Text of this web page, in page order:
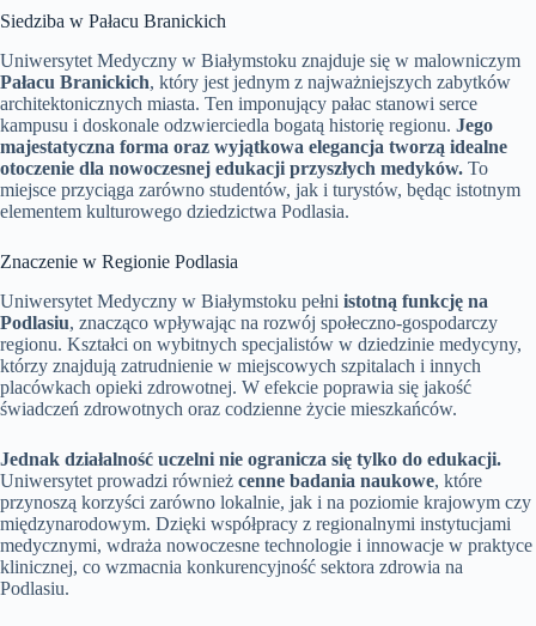
Siedziba w Pałacu Branickich
Uniwersytet Medyczny w Białymstoku znajduje się w malowniczym
Pałacu Branickich, który jest jednym z najważniejszych zabytków
architektonicznych miasta. Ten imponujący pałac stanowi serce
kampusu i doskonale odzwierciedla bogatą historię regionu. Jego
majestatyczna forma oraz wyjątkowa elegancja tworzą idealne
otoczenie dla nowoczesnej edukacji przyszłych medyków. To
miejsce przyciąga zarówno studentów, jak i turystów, będąc istotnym
elementem kulturowego dziedzictwa Podlasia.
Znaczenie w Regionie Podlasia
Uniwersytet Medyczny w Białymstoku pełni istotną funkcję na
Podlasiu, znacząco wpływając na rozwój społeczno-gospodarczy
regionu. Kształci on wybitnych specjalistów w dziedzinie medycyny,
którzy znajdują zatrudnienie w miejscowych szpitalach i innych
placówkach opieki zdrowotnej. W efekcie poprawia się jakość
świadczeń zdrowotnych oraz codzienne życie mieszkańców.
Jednak działalność uczelni nie ogranicza się tylko do edukacji.
Uniwersytet prowadzi również cenne badania naukowe, które
przynoszą korzyści zarówno lokalnie, jak i na poziomie krajowym czy
międzynarodowym. Dzięki współpracy z regionalnymi instytucjami
medycznymi, wdraża nowoczesne technologie i innowacje w praktyce
klinicznej, co wzmacnia konkurencyjność sektora zdrowia na
Podlasiu.